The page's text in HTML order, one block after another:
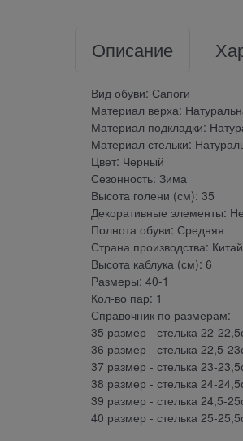
Описание
Вид обуви: Сапоги
Материал верха:
Материал подкладки:
Материал стельки:
Цвет: Черный
Сезонность: Зима
Высота голени (см): 35
Декоративные элементы:
Полнота обуви: Средняя
Страна производства: Китай
Высота каблука (см): 6
Размеры: 40-1
Кол-во пар: 1
Справочник по размерам:
35 размер - стелька 22-
36 размер - стелька 22,5-
37 размер - стелька 23-
38 размер - стелька 24-
39 размер - стелька 24,5-
40 размер - стелька 25-